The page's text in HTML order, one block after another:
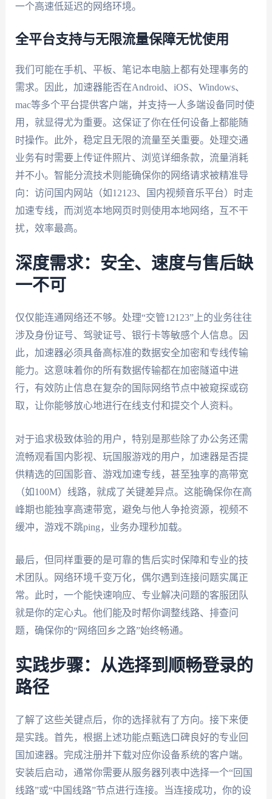
一个高速低延迟的网络环境。
全平台支持与无限流量保障无忧使用
我们可能在手机、平板、笔记本电脑上都有处理事务的
需求。因此，加速器能否在Android、iOS、Windows、
mac等多个平台提供客户端，并支持一人多端设备同时使
用，就显得尤为重要。这保证了你在任何设备上都能随
时操作。此外，稳定且无限的流量至关重要。处理交通
业务有时需要上传证件照片、浏览详细条款，流量消耗
并不小。智能分流技术则能确保你的网络请求被精准导
向：访问国内网站（如12123、国内视频音乐平台）时走
加速专线，而浏览本地网页时则使用本地网络，互不干
扰，效率最高。
深度需求：安全、速度与售后缺
一不可
仅仅能连通网络还不够。处理“交管12123”上的业务往往
涉及身份证号、驾驶证号、银行卡等敏感个人信息。因
此，加速器必须具备高标准的数据安全加密和专线传输
能力。这意味着你的所有数据传输都在加密隧道中进
行，有效防止信息在复杂的国际网络节点中被窥探或窃
取，让你能够放心地进行在线支付和提交个人资料。
对于追求极致体验的用户，特别是那些除了办公务还需
流畅观看国内影视、玩国服游戏的用户，加速器是否提
供精选的回国影音、游戏加速专线，甚至独享的高带宽
（如100M）线路，就成了关键差异点。这能确保你在高
峰期也能独享高速带宽，避免与他人争抢资源，视频不
缓冲，游戏不跳ping，业务办理秒加载。
最后，但同样重要的是可靠的售后实时保障和专业的技
术团队。网络环境千变万化，偶尔遇到连接问题实属正
常。此时，一个能快速响应、专业解决问题的客服团队
就是你的定心丸。他们能及时帮你调整线路、排查问
题，确保你的“网络回乡之路”始终畅通。
实践步骤：从选择到顺畅登录的
路径
了解了这些关键点后，你的选择就有了方向。接下来便
是实践。首先，根据上述功能点甄选口碑良好的专业回
国加速器。完成注册并下载对应你设备系统的客户端。
安装后启动，通常你需要从服务器列表中选择一个“回国
线路”或“中国线路”节点进行连接。当连接成功，你的设